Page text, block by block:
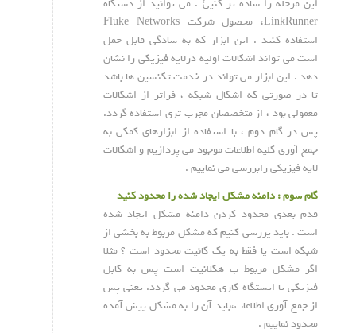
این مرحله را ساده تر کنیئ . می توانید از دستگاه
LinkRunner، محصول شرکت Fluke Networks
استفاده کنید . این ابزار که به سادگی قابل حمل
است می تواند اشکالات اولیه درلایه فیزیکی را نشان
دهد . این ابزار می تواند در خدمت تکنسین ها باشد
تا در صورتی که اشکال شبکه ، فراتر از اشکالات
معمولی بود ، از متخصصان مجرب تری استفاده گردد.
پس در گام دوم ، با استفاده از ابزارهای کمکی به
جمع آوری کلیه اطلاعات موجود می پردازیم و اشکالات
لایه فیزیکی رابررسی می نماییم .
گام سوم : دامنه مشکل ایجاد شده را محدود کنید
قدم بعدی محدود کردن دامنه مشکل ایجاد شده
است . باید یررسی کنیم که مشکل مربوط به بخشی از
شبکه است یا فقط به یک کانیت محدود است ؟ مثلا
اگر مشکل مربوط ب هکلانیت است پس به کابل
فیزیکی یا ایستگاه کاری محدود می گردد. یعنی پس
از جمع آوری اطلاعات،باید آن را به مشکل پیش آمده
محدود نماییم .